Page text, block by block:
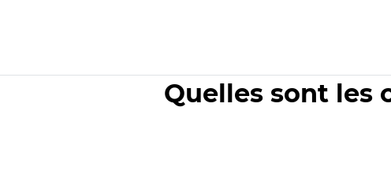
Quelles sont les